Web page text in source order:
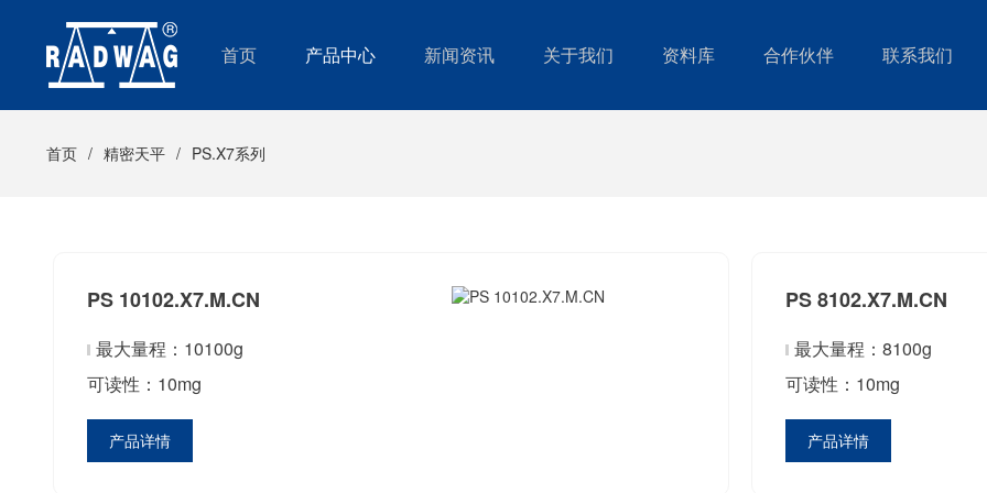
首页 产品中心 新闻资讯 关于我们 资料库 合作伙伴 联系我们
首页 精密天平 PS.X7系列
PS 10102.X7.M.CN
最大量程：10100g
可读性：10mg
产品详情
PS 8102.X7.M.CN
最大量程：8100g
可读性：10mg
产品详情